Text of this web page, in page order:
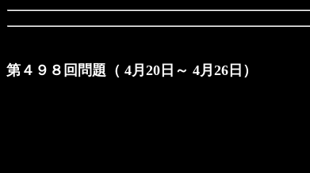
第４９８回問題（ 4月20日～ 4月26日）